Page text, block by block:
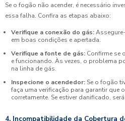
Se o fogão não acender, é necessário
essa falha. Confira as etapas abaixo:
Verifique a conexão do gás:
em boas condições e apertada.
Verifique a fonte de gás: Confirme se
e funcionando. Às vezes, o problema
na linha de gás.
Inspecione o acendedor: Se o fogão
faça uma verificação para garantir que
corretamente. Se estiver danificado,
4. Incompatibilidade da Cobertura